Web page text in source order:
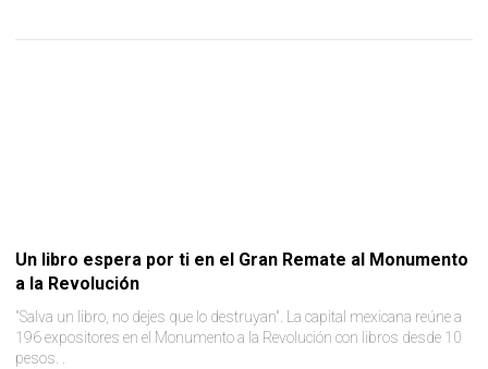
Un libro espera por ti en el Gran Remate al Monumento
a la Revolución
"Salva un libro, no dejes que lo destruyan". La capital mexicana reúne a
196 expositores en el Monumento a la Revolución con libros desde 10
pesos. .